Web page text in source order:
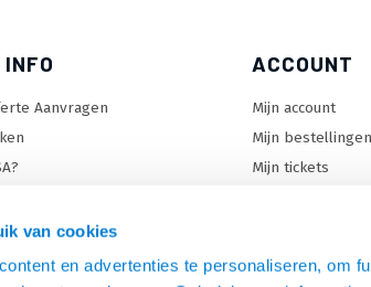
van cookies
en advertenties te personaliseren, om
Aanvragen
keuzehulp
ACCOUNT
Mijn account
Mijn bestellingen
Mijn tickets